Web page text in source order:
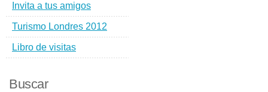
Invita a tus amigos
Turismo Londres 2012
Libro de visitas
Buscar